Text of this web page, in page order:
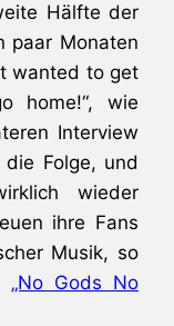
Hälfte der
paar Monaten
wanted to get
home!“, wie
Interview
Folge, und
wieder
ihre Fans
Musik, so
„No Gods No